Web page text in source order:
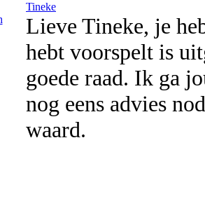
Tineke
Lieve Tineke, je
hebt voorspelt is
goede raad. Ik ga
nog eens advies
waard.